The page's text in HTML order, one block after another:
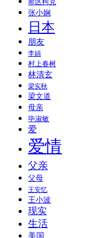
希区柯克
张小娴
日本
朋友
李娟
村上春树
林清玄
梁实秋
梁文道
母亲
毕淑敏
爱
爱情
父亲
父母
王安忆
王小波
现实
生活
美国